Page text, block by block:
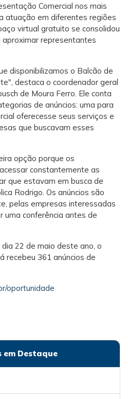
Comercial nos mais
atuação em diferentes regiões
virtual gratuito se consolidou
aproximar representantes
disponibilizamos o Balcão de
destaca o coordenador geral
de Moura Ferro. Ele conta
de anúncios: uma para
oferecesse seus serviços e
que buscavam esses
opção porque os
constantemente as
que estavam em busca de
Rodrigo. Os anúncios são
pelas empresas interessadas
uma conferência antes de
22 de maio deste ano, o
recebeu 361 anúncios de
oportunidade
em Destaque